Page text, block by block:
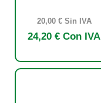
20,00 € Sin IVA
24,20 € Con IVA